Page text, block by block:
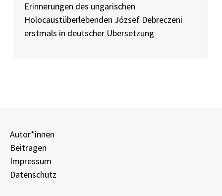
Erinnerungen des ungarischen
Holocaustüberlebenden József Debreczeni
erstmals in deutscher Übersetzung
Autor*innen
Beitragen
Impressum
Datenschutz